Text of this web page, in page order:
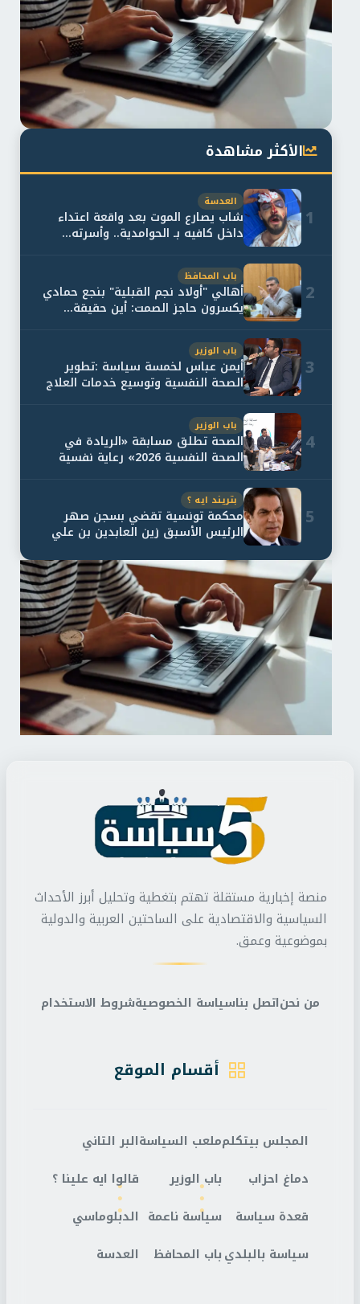
الأكثر مشاهدة
1
العدسة
شاب يصارع الموت بعد واقعة اعتداء
داخل كافيه بـ الحوامدية.. وأسرته...
2
باب المحافظ
أهالي "أولاد نجم القبلية" بنجع حمادي
يكسرون حاجز الصمت: أين حقيقة...
3
باب الوزير
أيمن عباس لخمسة سياسة :تطوير
الصحة النفسية وتوسيع خدمات العلاج
4
باب الوزير
الصحة تطلق مسابقة «الريادة في
الصحة النفسية 2026» رعاية نفسية
5
بتريند ايه ؟
محكمة تونسية تقضي بسجن صهر
الرئيس الأسبق زين العابدين بن علي
منصة إخبارية مستقلة تهتم بتغطية وتحليل أبرز الأحداث
السياسية والاقتصادية على الساحتين العربية والدولية
بموضوعية وعمق.
من نحناتصل بناسياسة الخصوصيةشروط الاستخدام
أقسام الموقع
المجلس بيتكلم
دماغ احزاب
قعدة سياسة
سياسة بالبلدي
ملعب السياسة
باب الوزير
سياسة ناعمة
باب المحافظ
البر التاني
قالوا ايه علينا ؟
الدبلوماسي
العدسة